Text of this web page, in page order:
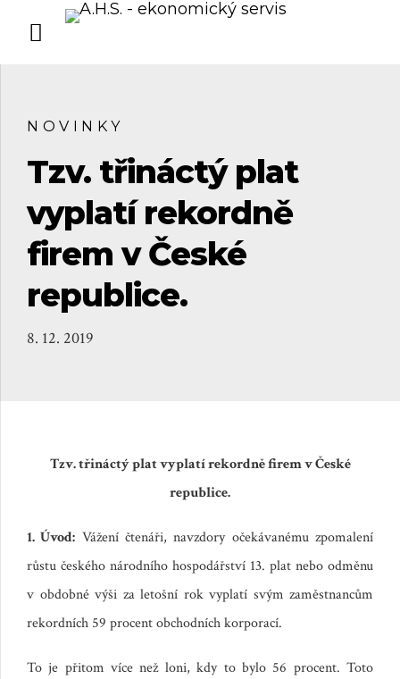
NOVINKY
Tzv. třináctý plat
vyplatí rekordně
firem v České
republice.
8. 12. 2019
Tzv. třináctý plat vyplatí rekordně firem v České
republice.
1. Úvod: Vážení čtenáři, navzdory očekávanému zpomalení
růstu českého národního hospodářství 13. plat nebo odměnu
v obdobné výši za letošní rok vyplatí svým zaměstnancům
rekordních 59 procent obchodních korporací.
To je přitom více než loni, kdy to bylo 56 procent. Toto